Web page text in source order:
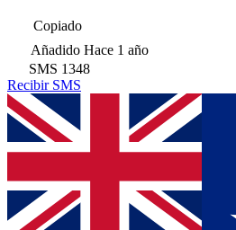
Copiado
Añadido Hace 1 año
SMS 1348
Recibir SMS